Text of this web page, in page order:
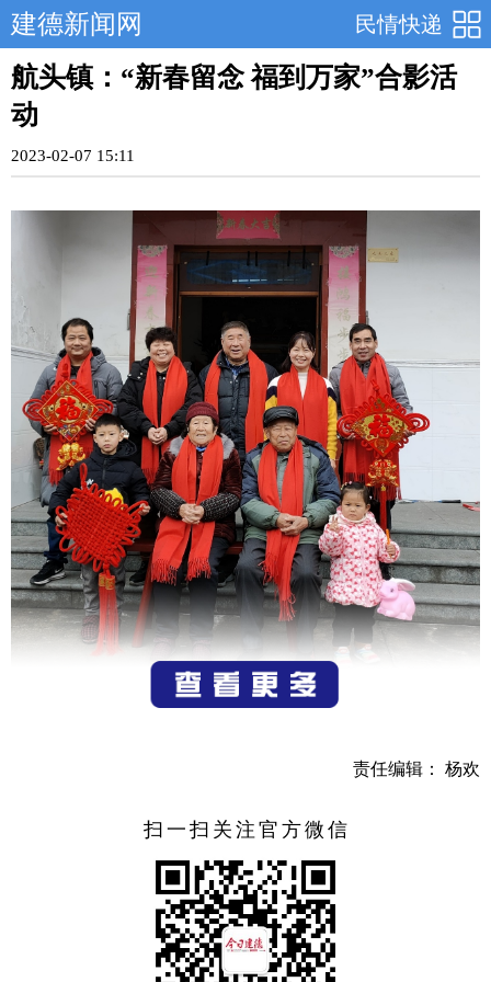
民情快递
建德新闻网
航头镇：“新春留念 福到万家”合影活
动
2023-02-07 15:11
近日，由建德市委宣传部主办、航头镇承办的“新春留念
责任编辑： 杨欢
扫一扫关注官方微信